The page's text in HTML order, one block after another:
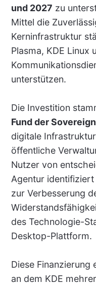
und 2027 zu
Mittel die
Kerninfrastruktur
Plasma, KDE Linux
unterstützen.
Die Investition
Fund der
digitale
öffentliche
Nutzer von
Agentur identifiziert
zur Verbesserung
des Technologie-
Desktop-Plattform.
Diese
an dem KDE